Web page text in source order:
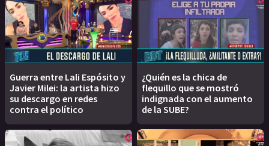
Guerra entre Lali Espósito y
Javier Milei: la artista hizo
su descargo en redes
contra el político
¿Quién es la chica de
flequillo que se mostró
indignada con el aumento
de la SUBE?